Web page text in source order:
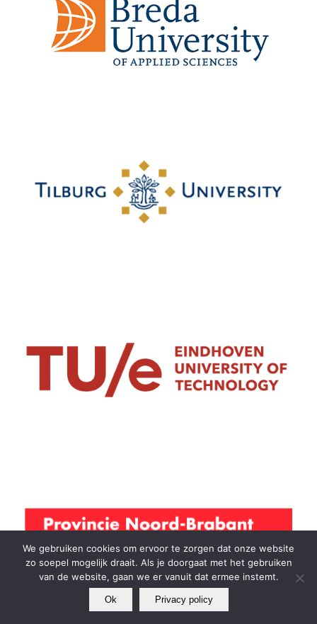
We gebruiken cookies om ervoor te zorgen dat onze website
zo soepel mogelijk draait. Als je doorgaat met het gebruiken
van de website, gaan we er vanuit dat ermee instemt.
Ok Privacy policy